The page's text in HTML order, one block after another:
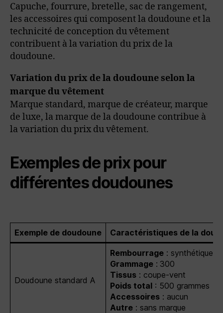
Capuche, fourrure, bretelle, sac de rangement,
les accessoires qui composent la doudoune et la
technicité de conception du vêtement
contribuent à la variation du prix de la
doudoune.
Variation du prix de la doudoune selon la
marque du vêtement
Marque standard, marque de créateur, marque
de luxe, la marque de la doudoune contribue à
la variation du prix du vêtement.
Exemples de prix pour
différentes doudounes
Exemple de doudoune Caractéristiques de la
Doudoune standard A
Rembourrage : synthétique
Grammage : 300
Tissus : coupe-vent
Poids total : 500 grammes
Accessoires : aucun
Autre : sans marque